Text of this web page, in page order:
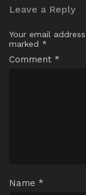
Leave a Reply
Your email
marked *
Comment *
Name *